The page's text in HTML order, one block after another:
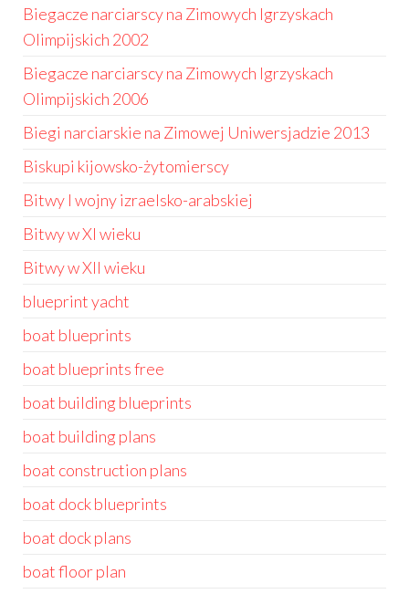
Biegacze narciarscy na Zimowych Igrzyskach
Olimpijskich 2002
Biegacze narciarscy na Zimowych Igrzyskach
Olimpijskich 2006
Biegi narciarskie na Zimowej Uniwersjadzie 2013
Biskupi kijowsko-żytomierscy
Bitwy I wojny izraelsko-arabskiej
Bitwy w XI wieku
Bitwy w XII wieku
blueprint yacht
boat blueprints
boat blueprints free
boat building blueprints
boat building plans
boat construction plans
boat dock blueprints
boat dock plans
boat floor plan